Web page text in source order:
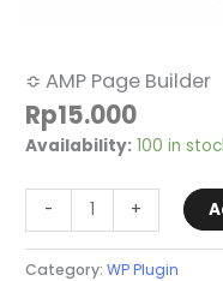
≎ AMP Page Builder
Rp15.000
Availability: 100 in
- +
Category:WP Plugin